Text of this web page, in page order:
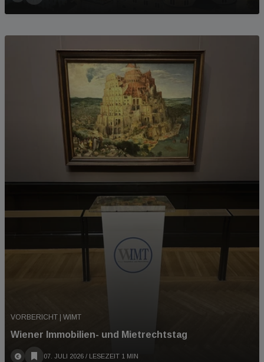
VORBERICHT | WIMT
Wiener Immobilien- und Mietrechtstag
07. JULI 2026 / LESEZEIT 1 MIN